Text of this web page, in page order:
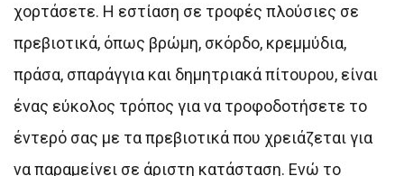
χορτάσετε. Η εστίαση σε τροφές πλούσιες σε
πρεβιοτικά, όπως βρώμη, σκόρδο, κρεμμύδια,
πράσα, σπαράγγια και δημητριακά πίτουρου, είναι
ένας εύκολος τρόπος για να τροφοδοτήσετε το
έντερό σας με τα πρεβιοτικά που χρειάζεται για
να παραμείνει σε άριστη κατάσταση. Ενώ το